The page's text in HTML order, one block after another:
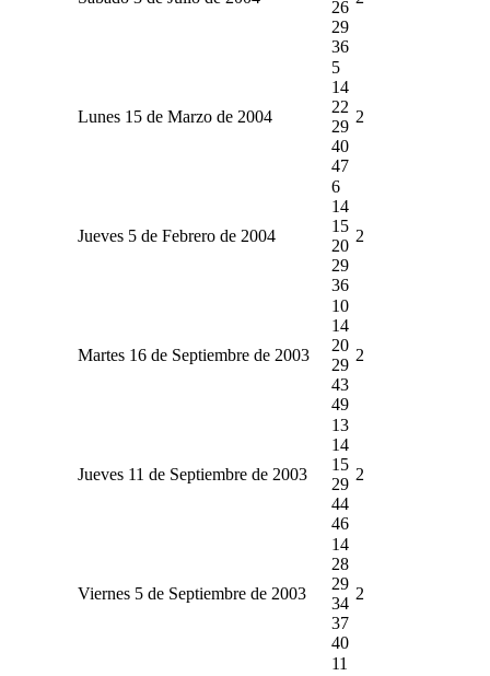
26
29
36
Lunes 15 de Marzo de 2004
5
14
22
29
40
47
2
Jueves 5 de Febrero de 2004
6
14
15
20
29
36
2
Martes 16 de Septiembre de 2003
10
14
20
29
43
49
2
Jueves 11 de Septiembre de 2003
13
14
15
29
44
46
2
Viernes 5 de Septiembre de 2003
14
28
29
34
37
40
2
11